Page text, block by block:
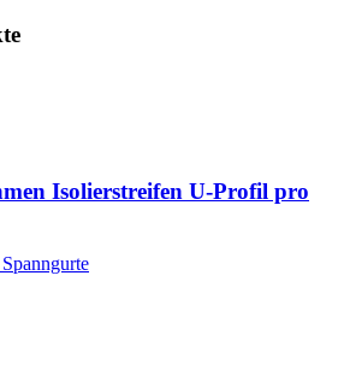
Isolierstreifen U-Profil pro